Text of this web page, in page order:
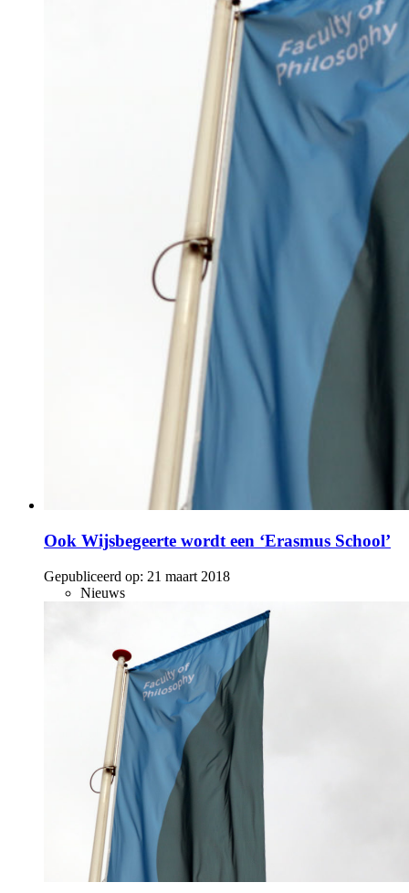
Ook Wijsbegeerte wordt een ‘Erasmus School’
Gepubliceerd op: 21 maart 2018
Nieuws